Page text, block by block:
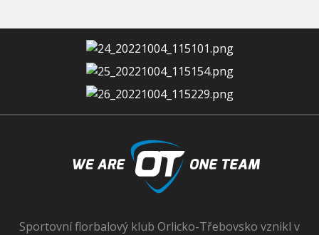
Sportovní florbalový klub Orlicko-Třebovsko vznikl v